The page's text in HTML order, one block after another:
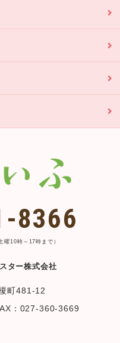
8366
10時～17時まで）
ター株式会社
町481-12
：027-360-3669